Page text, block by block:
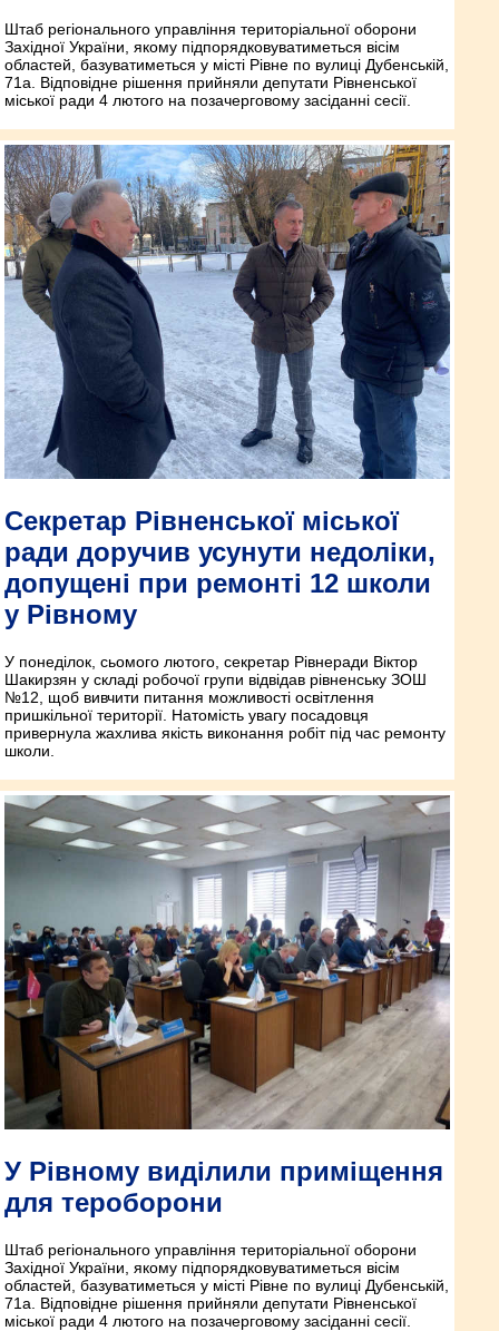
Штаб регіонального управління територіальної оборони
Західної України, якому підпорядковуватиметься вісім
областей, базуватиметься у місті Рівне по вулиці Дубенській,
71а. Відповідне рішення прийняли депутати Рівненської
міської ради 4 лютого на позачерговому засіданні сесії.
Секретар Рівненської міської
ради доручив усунути недоліки,
допущені при ремонті 12 школи
у Рівному
У понеділок, сьомого лютого, секретар Рівнеради Віктор
Шакирзян у складі робочої групи відвідав рівненську ЗОШ
№12, щоб вивчити питання можливості освітлення
пришкільної території. Натомість увагу посадовця
привернула жахлива якість виконання робіт під час ремонту
школи.
У Рівному виділили приміщення
для тероборони
Штаб регіонального управління територіальної оборони
Західної України, якому підпорядковуватиметься вісім
областей, базуватиметься у місті Рівне по вулиці Дубенській,
71а. Відповідне рішення прийняли депутати Рівненської
міської ради 4 лютого на позачерговому засіданні сесії.